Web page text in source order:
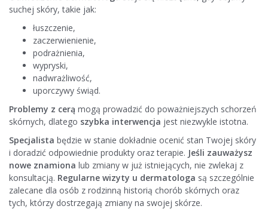
suchej skóry, takie jak:
łuszczenie,
zaczerwienienie,
podrażnienia,
wypryski,
nadwrażliwość,
uporczywy świąd.
Problemy z cerą mogą prowadzić do poważniejszych schorzeń
skórnych, dlatego szybka interwencja jest niezwykle istotna.
Specjalista będzie w stanie dokładnie ocenić stan Twojej skóry
i doradzić odpowiednie produkty oraz terapie. Jeśli zauważysz
nowe znamiona lub zmiany w już istniejących, nie zwlekaj z
konsultacją. Regularne wizyty u dermatologa są szczególnie
zalecane dla osób z rodzinną historią chorób skórnych oraz
tych, którzy dostrzegają zmiany na swojej skórze.